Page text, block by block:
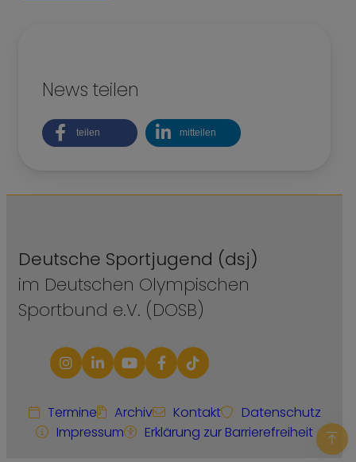
News teilen
teilen mitteilen
Deutsche Sportjugend (dsj)
im Deutschen Olympischen
Sportbund e.V. (DOSB)
Termine Archiv Kontakt
Datenschutz
Impressum
Erklärung zur Barrierefreiheit